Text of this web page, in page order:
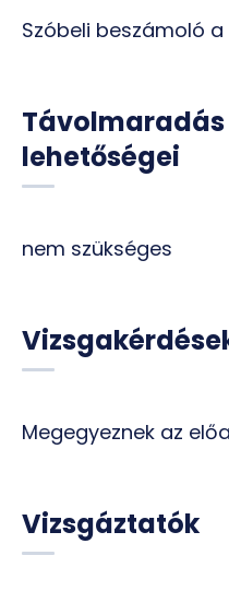
Szóbeli beszámoló a
lehetőségei
nem szükséges
Megegyeznek az
Vizsgáztatók